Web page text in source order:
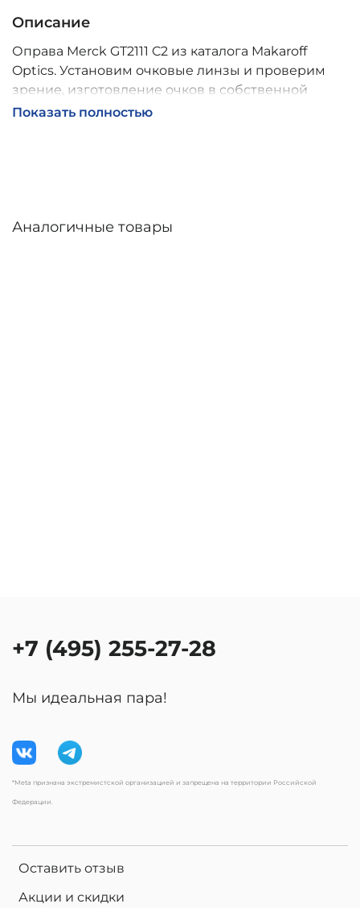
Описание
Оправа Merck GT2111 C2 из каталога Makaroff
Optics. Установим очковые линзы и проверим
зрение, изготовление очков в собственной
мастерской, обычно 2–5 дней, индивидуальные
Показать полностью
Аналогичные товары
Оставить отзыв
Акции и скидки
+7 (495) 255-27-28
Мы идеальная пара!
*Meta признана экстремистской организацией и запрещена на территории Российской
Федерации.